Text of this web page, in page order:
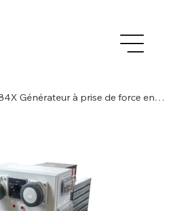
AgroWatt AWG 4-84X Générateur à prise de force entraîné par le tracteur 83,7kVA, triphasé/4 pôles